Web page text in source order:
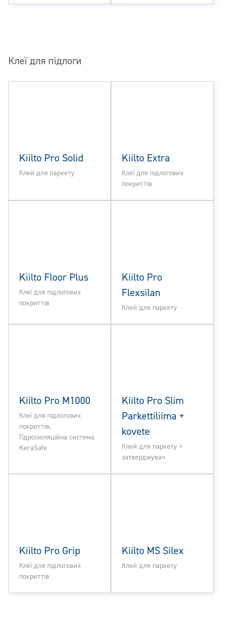
Клеї для підлоги
Kiilto Pro Solid
Клей для паркету
Kiilto Extra
Клеї для підлогових
покриттів
Kiilto Floor Plus
Клеї для підлогових
покриттів
Kiilto Pro
Flexsilan
Клей для паркету
Kiilto Pro M1000
Клеї для підлогових
покриттів,
Гідроізоляційна система
KeraSafe
Kiilto Pro Slim
Parkettiliima +
kovete
Клей для паркету +
затверджувач
Kiilto Pro Grip
Клеї для підлогових
покриттів
Kiilto MS Silex
Клей для паркету